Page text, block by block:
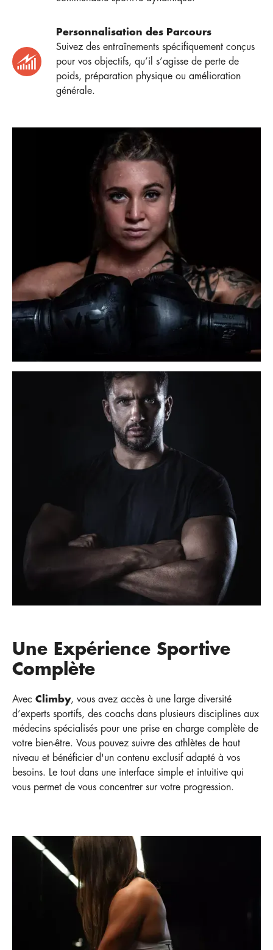
Personnalisation des Parcours
Suivez des entraînements spécifiquement conçus
pour vos objectifs, qu’il s’agisse de perte de
poids, préparation physique ou amélioration
générale.
Une Expérience Sportive
Complète
Avec Climby, vous avez accès à une large diversité
d’experts sportifs, des coachs dans plusieurs disciplines aux
médecins spécialisés pour une prise en charge complète de
votre bien-être. Vous pouvez suivre des athlètes de haut
niveau et bénéficier d'un contenu exclusif adapté à vos
besoins. Le tout dans une interface simple et intuitive qui
vous permet de vous concentrer sur votre progression.